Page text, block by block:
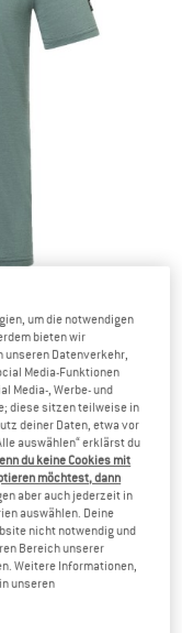
Öffnet sich in
um die notwendigen
bieten wir
Datenverkehr,
Media-Funktionen
Media-, Werbe- und
diese sitzen teilweise in
deiner Daten, etwa vor
auswählen“ erklärst du
du keine Cookies mit
möchtest, dann
aber auch jederzeit in
auswählen. Deine
nicht notwendig und
Bereich unserer
Weitere Informationen,
unseren